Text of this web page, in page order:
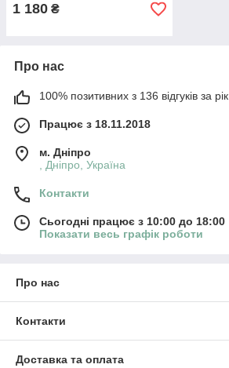
1 180 ₴
Про нас
100% позитивних з 136 відгуків за рік
Працює з 18.11.2018
м. Дніпро
, Дніпро, Україна
Контакти
Сьогодні працює з 10:00 до 18:00
Показати весь графік роботи
Про нас
Контакти
Доставка та оплата